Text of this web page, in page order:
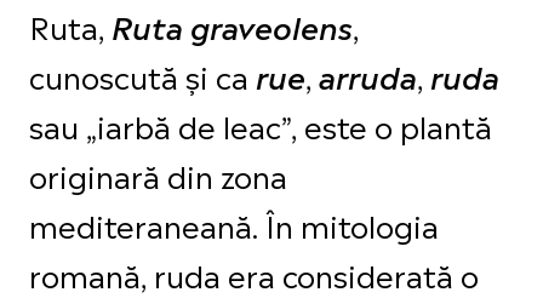
Ruta, Ruta graveolens,
cunoscută și ca rue,arruda, ruda
sau „iarbă de leac”, este o plantă
originară din zona
mediteraneană. În mitologia
romană, ruda era considerată o